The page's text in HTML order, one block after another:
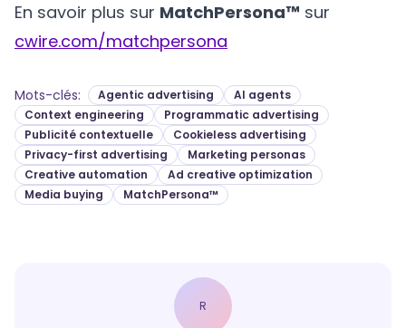
En savoir plus sur MatchPersona™ sur
cwire.com/matchpersona
Mots-clés: Agentic advertising
AI agents
Context engineering
Programmatic advertising
Publicité contextuelle
Cookieless advertising
Privacy-first advertising
Marketing personas
Creative automation
Ad creative optimization
Media buying
MatchPersona™
R